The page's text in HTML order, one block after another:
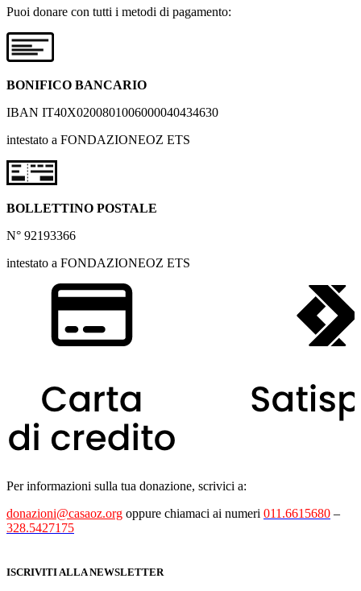
Puoi donare con tutti i metodi di pagamento:
BONIFICO BANCARIO
IBAN IT40X0200801006000040434630
intestato a FONDAZIONEOZ ETS
BOLLETTINO POSTALE
N° 92193366
intestato a FONDAZIONEOZ ETS
Per informazioni sulla tua donazione, scrivici a:
donazioni@casaoz.org oppure chiamaci ai numeri 011.6615680 –
328.5427175
ISCRIVITI ALLA NEWSLETTER